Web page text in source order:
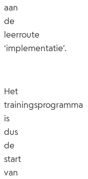
aan
de
leerroute
‘implementatie’.
Het
trainingsprogramma
is
dus
de
start
van